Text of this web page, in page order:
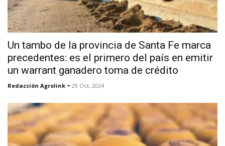
Un tambo de la provincia de Santa Fe marca
precedentes: es el primero del país en emitir
un warrant ganadero toma de crédito
Redacción Agrolink - 29 Oct, 2024